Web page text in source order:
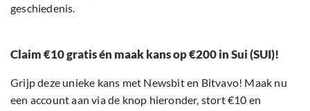
geschiedenis.
Claim €10 gratis én maak kans op €200 in Sui (SUI)!
Grijp deze unieke kans met Newsbit en Bitvavo! Maak nu
een account aan via de knop hieronder, stort €10 en